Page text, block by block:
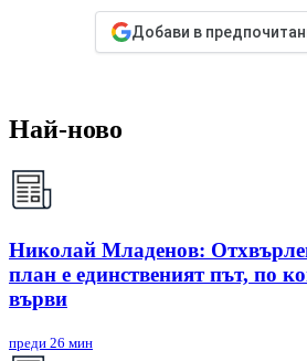
Добави в
Най-ново
Николай Младенов:
план е единственият път, по
върви
преди 26 мин